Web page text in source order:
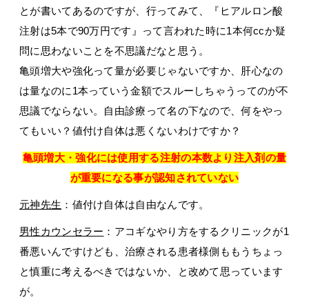
とが書いてあるのですが、行ってみて、『ヒアルロン酸
注射は5本で90万円です』って言われた時に1本何ccか疑
問に思わないことを不思議だなと思う。
亀頭増大や強化って量が必要じゃないですか、肝心なの
は量なのに1本っていう金額でスルーしちゃうってのが不
思議でならない。自由診療って名の下なので、何をやっ
てもいい？値付け自体は悪くないわけですか？
亀頭増大・強化には使用する注射の本数より注入剤の量
が重要になる事が認知されていない
元神先生 ：値付け自体は自由なんです。
男性カウンセラー ：アコギなやり方をするクリニックが1
番悪いんですけども、治療される患者様側ももうちょっ
と慎重に考えるべきではないか、と改めて思っています
が。